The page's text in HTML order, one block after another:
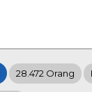
28.472 Orang